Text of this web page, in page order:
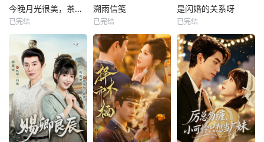
今晚月光很美，茶香四溢
已完结
溯雨信笺
已完结
是闪婚的关系呀
已完结